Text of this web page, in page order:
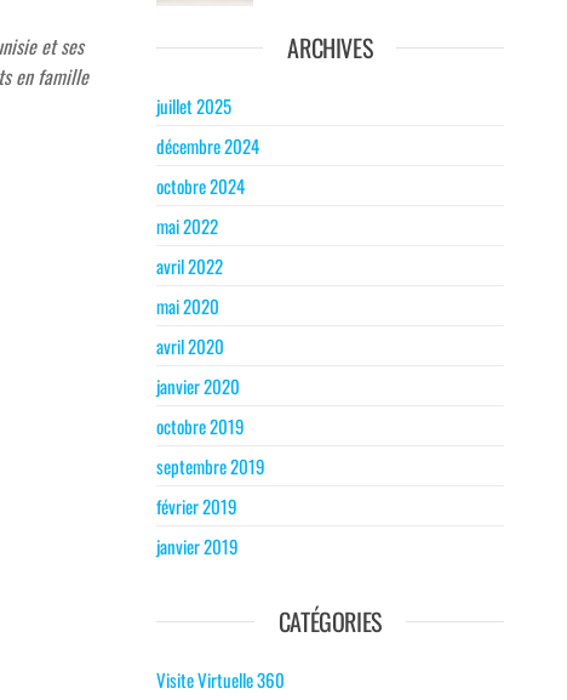
et ses
en famille
ARCHIVES
juillet 2025
décembre 2024
octobre 2024
mai 2022
avril 2022
mai 2020
avril 2020
janvier 2020
octobre 2019
septembre 2019
février 2019
janvier 2019
CATÉGORIES
Visite Virtuelle 360